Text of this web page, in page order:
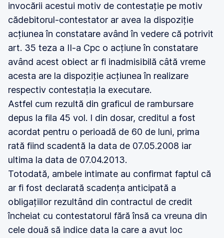
invocării acestui motiv de contestație pe motiv
cădebitorul-contestator ar avea Ia dispoziție
acțiunea în constatare având în vedere că potrivit
art. 35 teza a II-a Cpc o acțiune în constatare
având acest obiect ar fi inadmisibilă câtă vreme
acesta are la dispoziție acțiunea în realizare
respectiv contestația la executare.
Astfel cum rezultă din graficul de rambursare
depus la fila 45 vol. I din dosar, creditul a fost
acordat pentru o perioadă de 60 de luni, prima
rată fiind scadentă Ia data de 07.05.2008 iar
ultima la data de 07.04.2013.
Totodată, ambele intimate au confirmat faptul că
ar fi fost declarată scadența anticipată a
obligațiilor rezultând din contractul de credit
încheiat cu contestatorul fără însă ca vreuna din
cele două să indice data la care a avut loc